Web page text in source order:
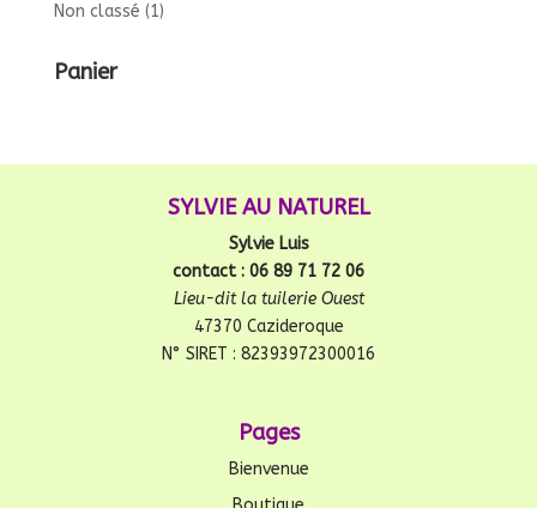
Non classé (1)
Panier
SYLVIE AU NATUREL
Sylvie Luis
contact : 06 89 71 72 06
Lieu-dit la tuilerie Ouest
47370 Cazideroque
N° SIRET : 82393972300016
Pages
Bienvenue